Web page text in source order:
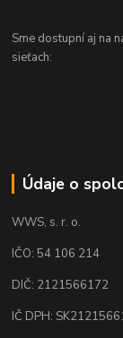
Sme dostupní aj na
sieťach:
Údaje o
WWS, s. r. o.
IČO: 54 106 214
DIČ: 2121566172
IČ DPH: